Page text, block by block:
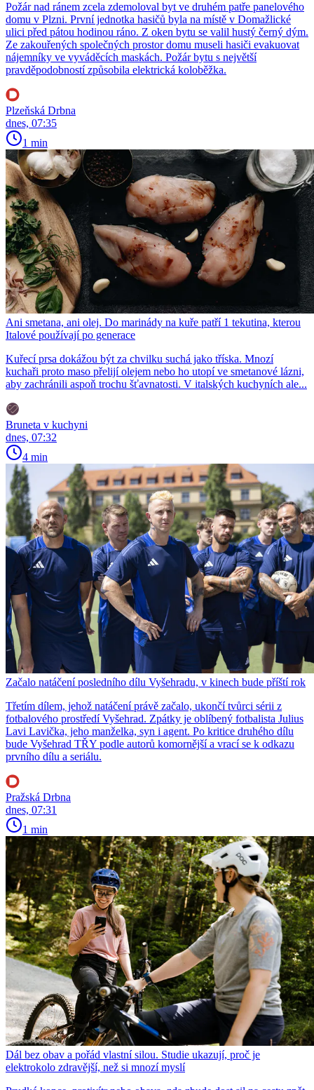
Požár nad ránem zcela zdemoloval byt ve druhém patře panelového
domu v Plzni. První jednotka hasičů byla na místě v Domažlické
ulici před pátou hodinou ráno. Z oken bytu se valil hustý černý dým.
Ze zakouřených společných prostor domu museli hasiči evakuovat
nájemníky ve vyváděcích maskách. Požár bytu s největší
pravděpodobností způsobila elektrická koloběžka.
Plzeňská Drbna
dnes, 07:35
1 min
Ani smetana, ani olej. Do marinády na kuře patří 1 tekutina, kterou
Italové používají po generace
Kuřecí prsa dokážou být za chvilku suchá jako tříska. Mnozí
kuchaři proto maso přelijí olejem nebo ho utopí ve smetanové lázni,
aby zachránili aspoň trochu šťavnatosti. V italských kuchyních ale...
Bruneta v kuchyni
dnes, 07:32
4 min
Začalo natáčení posledního dílu Vyšehradu, v kinech bude příští rok
Třetím dílem, jehož natáčení právě začalo, ukončí tvůrci sérii z
fotbalového prostředí Vyšehrad. Zpátky je oblíbený fotbalista Julius
Lavi Lavička, jeho manželka, syn i agent. Po kritice druhého dílu
bude Vyšehrad TŘY podle autorů komornější a vrací se k odkazu
prvního dílu a seriálu.
Pražská Drbna
dnes, 07:31
1 min
Dál bez obav a pořád vlastní silou. Studie ukazují, proč je
elektrokolo zdravější, než si mnozí myslí